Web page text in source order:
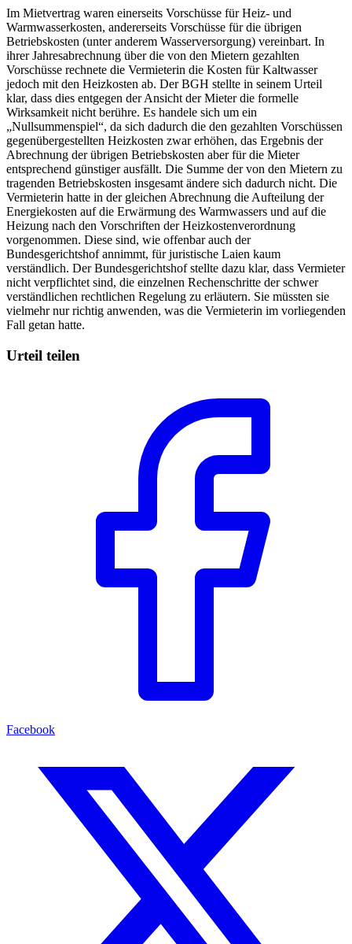
Im Mietvertrag waren einerseits Vorschüsse für Heiz- und
Warmwasserkosten, andererseits Vorschüsse für die übrigen
Betriebskosten (unter anderem Wasserversorgung) vereinbart. In
ihrer Jahresabrechnung über die von den Mietern gezahlten
Vorschüsse rechnete die Vermieterin die Kosten für Kaltwasser
jedoch mit den Heizkosten ab. Der BGH stellte in seinem Urteil
klar, dass dies entgegen der Ansicht der Mieter die formelle
Wirksamkeit nicht berühre. Es handele sich um ein
„Nullsummenspiel“, da sich dadurch die den gezahlten Vorschüssen
gegenübergestellten Heizkosten zwar erhöhen, das Ergebnis der
Abrechnung der übrigen Betriebskosten aber für die Mieter
entsprechend günstiger ausfällt. Die Summe der von den Mietern zu
tragenden Betriebskosten insgesamt ändere sich dadurch nicht. Die
Vermieterin hatte in der gleichen Abrechnung die Aufteilung der
Energiekosten auf die Erwärmung des Warmwassers und auf die
Heizung nach den Vorschriften der Heizkostenverordnung
vorgenommen. Diese sind, wie offenbar auch der
Bundesgerichtshof annimmt, für juristische Laien kaum
verständlich. Der Bundesgerichtshof stellte dazu klar, dass Vermieter
nicht verpflichtet sind, die einzelnen Rechenschritte der schwer
verständlichen rechtlichen Regelung zu erläutern. Sie müssten sie
vielmehr nur richtig anwenden, was die Vermieterin im vorliegenden
Fall getan hatte.
Urteil teilen
Facebook